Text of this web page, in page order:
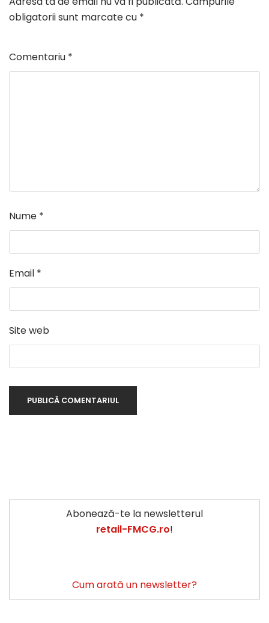
obligatorii sunt marcate cu *
Comentariu *
Nume *
Email *
Site web
Abonează-te la newsletterul
retail-FMCG.ro!
Cum arată un newsletter?